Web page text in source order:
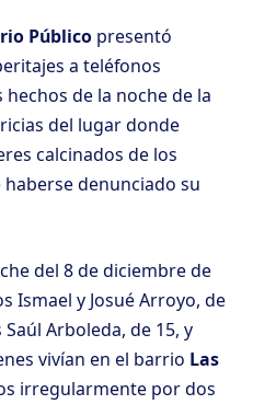
Público presentó
a teléfonos
de la noche de la
del lugar donde
calcinados de los
denunciado su
del 8 de diciembre de
Ismael y Josué Arroyo, de
Arboleda, de 15, y
vivían en el barrio Las
irregularmente por dos